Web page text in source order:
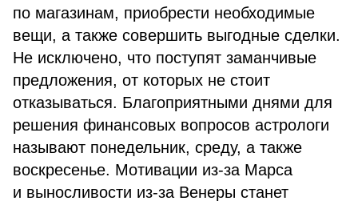
по магазинам, приобрести необходимые
вещи, а также совершить выгодные сделки.
Не исключено, что поступят заманчивые
предложения, от которых не стоит
отказываться. Благоприятными днями для
решения финансовых вопросов астрологи
называют понедельник, среду, а также
воскресенье. Мотивации из-за Марса
и выносливости из-за Венеры станет